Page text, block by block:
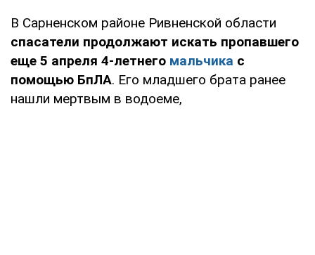
В Сарненском районе Ривненской области
спасатели продолжают искать пропавшего
еще 5 апреля 4-летнего мальчика с
помощью БпЛА. Его младшего брата ранее
нашли мертвым в водоеме,